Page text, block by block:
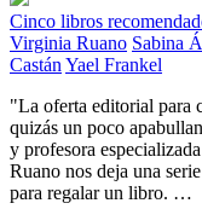
Cinco libros
Virginia Ruano Sabina
Castán Yael Frankel
"La oferta editorial para
quizás un poco
y profesora
Ruano nos deja una
para regalar un libro. …